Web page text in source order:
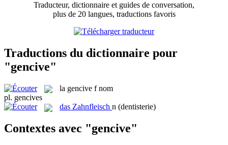
Traducteur, dictionnaire et guides de conversation,
plus de 20 langues, traductions favoris
Traductions du dictionnaire pour
"gencive"
la gencive f nom
pl. gencives
das Zahnfleisch n (dentisterie)
Contextes avec "gencive"